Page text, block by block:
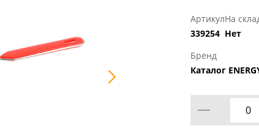
Артикул
339254
На
Нет
Бренд
Каталог